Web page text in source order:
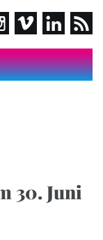
30. Juni